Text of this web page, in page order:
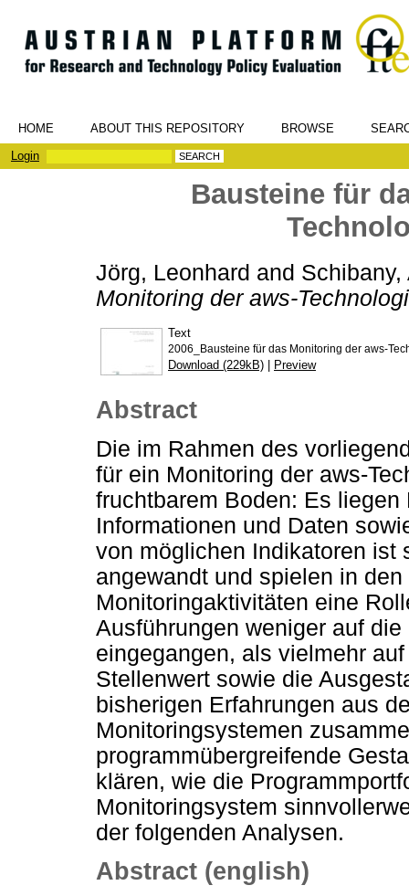
HOME ABOUT THIS REPOSITORY BROWSE
Login
Bausteine für
Jörg, Leonhard and Schibany,
Monitoring der aws-
Text
2006_Bausteine für das Monitoring der aws-
Download (229kB) | Preview
Abstract
Die im Rahmen des
für ein Monitoring der aws-
fruchtbarem Boden: Es
Informationen und Daten
von möglichen Indikatoren ist
angewandt und spielen in
Monitoringaktivitäten eine
Ausführungen weniger auf
eingegangen, als vielmehr
Stellenwert sowie die
bisherigen Erfahrungen aus
Monitoringsystemen
programmübergreifende
klären, wie die
Monitoringsystem
der folgenden Analysen.
Abstract (english)